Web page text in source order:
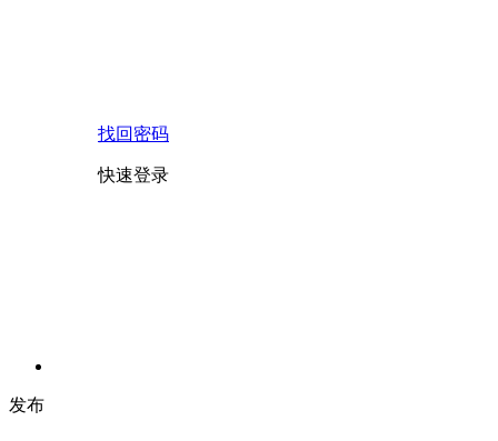
找回密码
快速登录
发布